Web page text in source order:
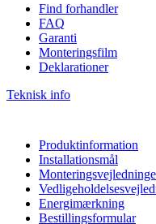
Find forhandler
FAQ
Garanti
Monteringsfilm
Deklarationer
Teknisk info
Produktinformation
Installationsmål
Energimærkning
Bestillingsformular